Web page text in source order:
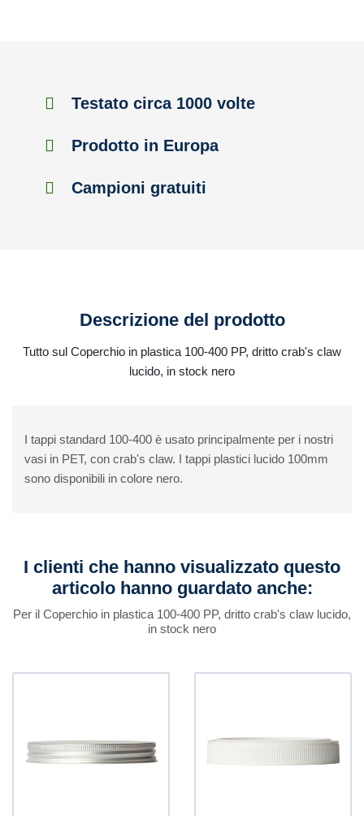
Testato circa 1000 volte
Prodotto in Europa
Campioni gratuiti
Descrizione del prodotto
Tutto sul Coperchio in plastica 100-400 PP, dritto crab's claw
lucido, in stock nero
I tappi standard 100-400 è usato principalmente per i nostri
vasi in PET, con crab's claw. I tappi plastici lucido 100mm
sono disponibili in colore nero.
I clienti che hanno visualizzato questo
articolo hanno guardato anche:
Per il Coperchio in plastica 100-400 PP, dritto crab's claw lucido,
in stock nero